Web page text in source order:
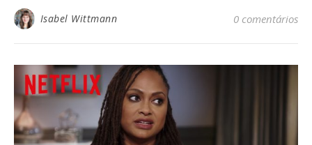
Isabel Wittmann 0 comentários